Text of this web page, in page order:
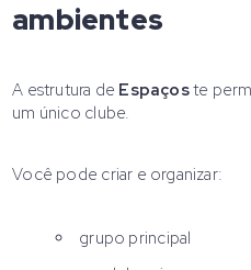
ambientes
A estrutura de Espaçoste
um único clube.
Você pode criar e organizar:
grupo principal